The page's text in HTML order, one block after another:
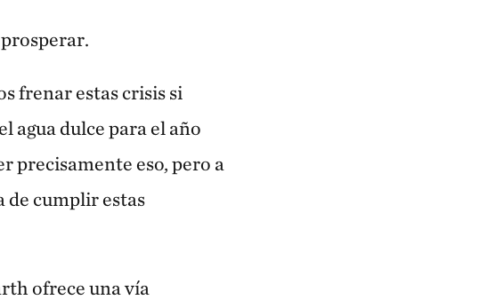
frenar estas crisis si
agua dulce para el año
precisamente eso, pero a
de cumplir estas
ofrece una vía